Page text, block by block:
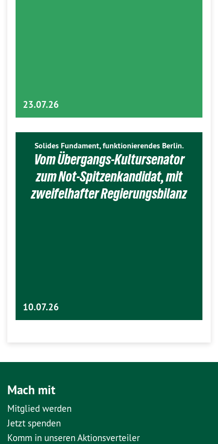
23.07.26
Solides Fundament, funktionierendes Berlin.
Vom Übergangs-Kultursenator
zum Not-Spitzenkandidat, mit
zweifelhafter Regierungsbilanz
10.07.26
Mach mit
Mitglied werden
Jetzt spenden
Komm in unseren Aktionsverteiler